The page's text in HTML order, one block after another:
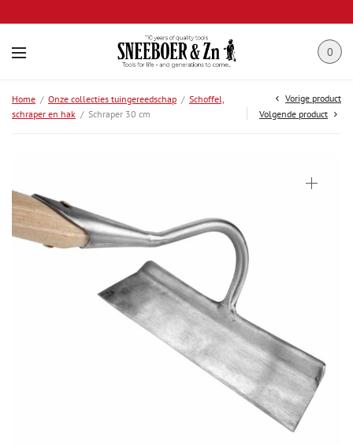
0
Home / Onze collecties tuingereedschap / Schoffel,
schraper en hak / Schraper 30 cm
Vorige product
Volgende product